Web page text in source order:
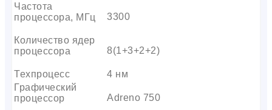
Частота
процессора, МГц
3300
Количество ядер
процессора
8(1+3+2+2)
Техпроцесс
4 нм
Графический
процессор
Adreno 750